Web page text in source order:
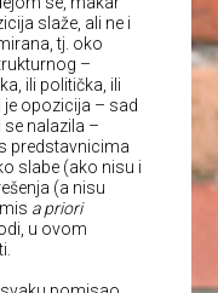
slaže, ali ne i
tj. oko
–
ili politička, ili
je opozicija – sad
se nalazila –
predstavnicima
slabe (ako nisu i
(a nisu
a priori
u ovom